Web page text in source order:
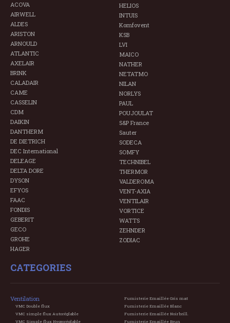
ACOVA
AIRWELL
ALDES
ARISTON
ARNOULD
ATLANTIC
AXELAIR
BRINK
CALADAIR
CAME
CASSELIN
CDM
DAIKIN
DANTHERM
DE DIETRICH
DEC International
DELEAGE
DELTA DORE
DYSON
EFYOS
FAAC
FONDIS
GEBERIT
GECO
GROHE
HAGER
HELIOS
INTUIS
Komfovent
KSB
LVI
MAICO
NATHER
NETATMO
NILAN
NORLYS
PAUL
POUJOULAT
S&P France
Sauter
SODECA
SOMFY
TECHNIBEL
THERMOR
VALDEROMA
VENT-AXIA
VENTILAIR
VORTICE
WATTS
ZEHNDER
ZODIAC
CATEGORIES
Ventilation
VMC Double flux
VMC simple flux Autoréglable
VMC Simple flux Hygroréglable
Fumisterie Emaillée Gris mat
Fumisterie Emaillée Blanc
Fumisterie Emaillée Noir brill.
Fumisterie Emaillée Brun